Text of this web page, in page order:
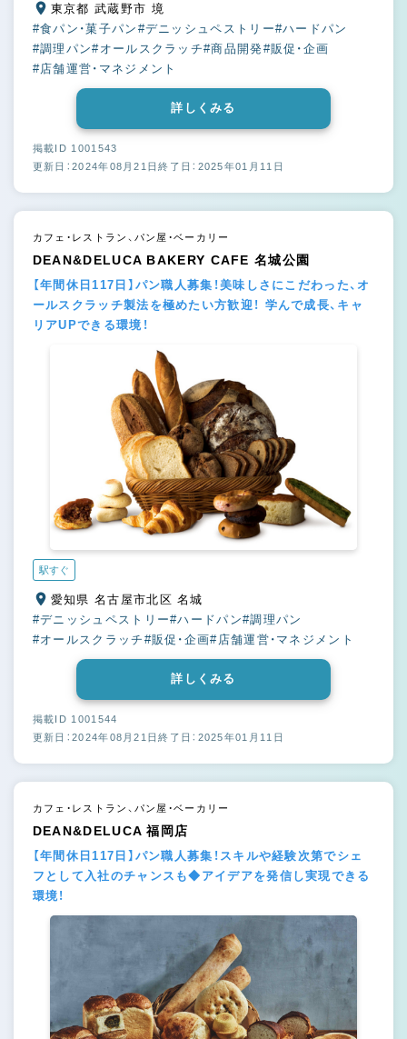
東京都 武蔵野市 境
#食パン・菓子パン #デニッシュペストリー#ハードパン
#調理パン#オールスクラッチ#商品開発#販促・企画
#店舗運営・マネジメント
詳しくみる
掲載ID 1001543
更新日：2024年08月21日終了日：2025年01月11日
カフェ・レストラン、パン屋・ベーカリー
DEAN&DELUCA BAKERY CAFE 名城公園
【年間休日117日】パン職人募集！美味しさにこだわった、オ
ールスクラッチ製法を極めたい方歓迎！ 学んで成長、キャ
リアUPできる環境！
駅すぐ
愛知県 名古屋市北区 名城
#デニッシュペストリー#ハードパン#調理パン
#オールスクラッチ #販促・企画#店舗運営・マネジメント
詳しくみる
掲載ID 1001544
更新日：2024年08月21日終了日：2025年01月11日
カフェ・レストラン、パン屋・ベーカリー
DEAN&DELUCA 福岡店
【年間休日117日】パン職人募集！スキルや経験次第でシェ
フとして入社のチャンスも◆アイデアを発信し実現できる
環境！